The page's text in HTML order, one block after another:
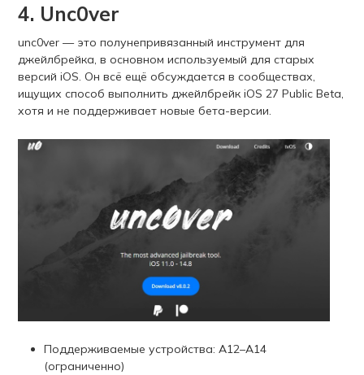
4. Unc0ver
unc0ver — это полунепривязанный инструмент для
джейлбрейка, в основном используемый для старых
версий iOS. Он всё ещё обсуждается в сообществах,
ищущих способ выполнить джейлбрейк iOS 27 Public Beta,
хотя и не поддерживает новые бета-версии.
Поддерживаемые устройства: A12–A14
(ограниченно)